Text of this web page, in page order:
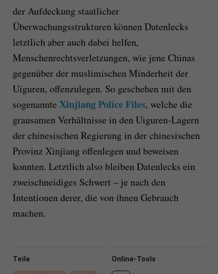
der Aufdeckung staatlicher
Überwachungsstrukturen können Datenlecks
letztlich aber auch dabei helfen,
Menschenrechtsverletzungen, wie jene Chinas
gegenüber der muslimischen Minderheit der
Uiguren, offenzulegen. So geschehen mit den
sogenannte Xinjiang Police Files, welche die
grausamen Verhältnisse in den Uiguren-Lagern
der chinesischen Regierung in der chinesischen
Provinz Xinjiang offenlegen und beweisen
konnten. Letztlich also bleiben Datenlecks ein
zweischneidiges Schwert – je nach den
Intentionen derer, die von ihnen Gebrauch
machen.
Online-Tools
Teile